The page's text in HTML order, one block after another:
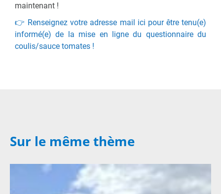
maintenant !
👉 Renseignez votre adresse mail ici pour être tenu(e)
informé(e) de la mise en ligne du questionnaire du
coulis/sauce tomates !
Sur le même thème